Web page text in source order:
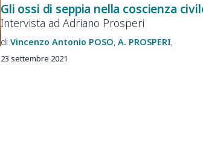
Gli ossi di seppia nella coscienza
Intervista ad Adriano Prosperi
Vincenzo Antonio POSO A. PROSPERI
23 settembre 2021